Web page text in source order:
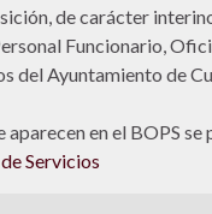
de carácter
Funcionario,
del Ayuntamiento de
aparecen en el BOPS
Servicios